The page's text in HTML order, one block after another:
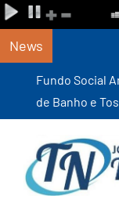
News
Fundo Social
de Banho e Tosa